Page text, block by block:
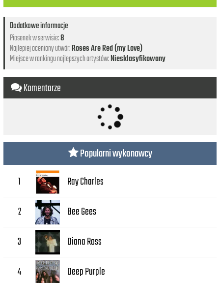
Dodatkowe informacje
Piosenek w serwisie:8
Najlepiej oceniony utwór:Roses Are Red (my Love)
Miejsce w rankingu najlepszych artystów:Niesklasyfikowany
Komentarze
Popularni wykonawcy
1 Ray Charles
2 Bee Gees
3 Diana Ross
4 Deep Purple